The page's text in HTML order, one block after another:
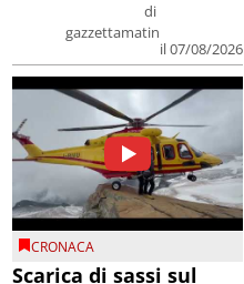
di
gazzettamatin
il 07/08/2026
CRONACA
Scarica di sassi sul